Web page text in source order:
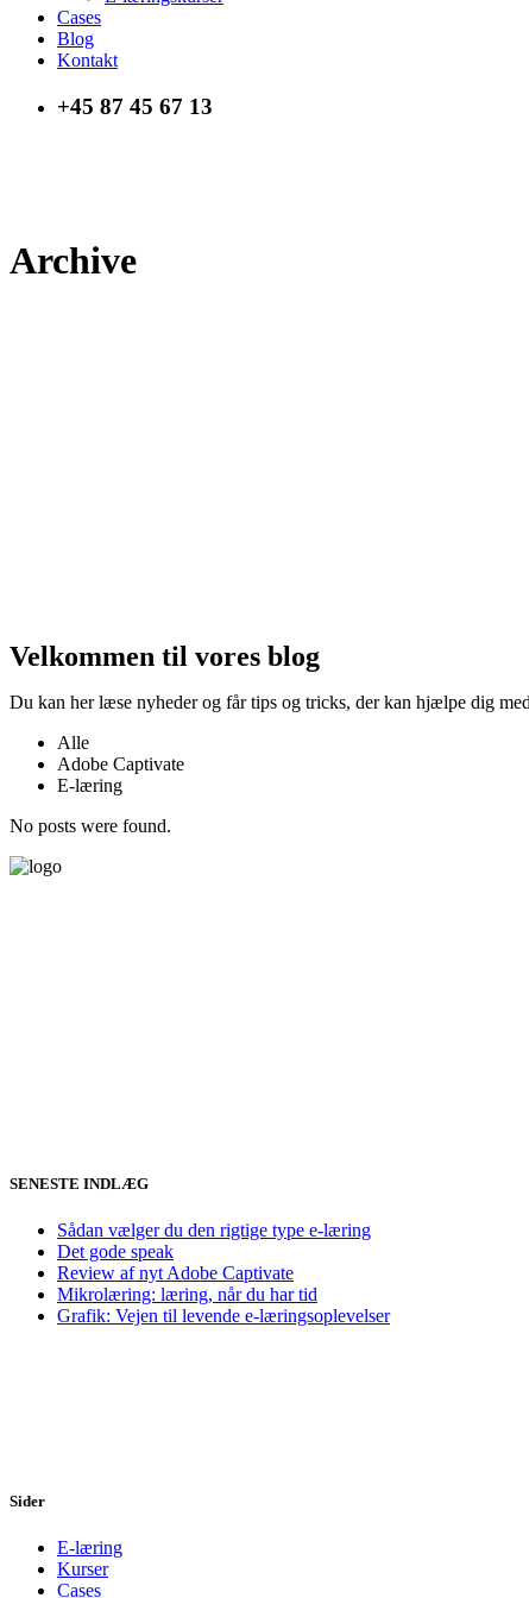
Cases
Blog
Kontakt
+45 87 45 67 13
Archive
Velkommen til vores blog
Du kan her læse nyheder og får tips og tricks, der kan hjælpe dig
Alle
Adobe Captivate
E-læring
No posts were found.
SENESTE INDLÆG
Sådan vælger du den rigtige type e-læring
Det gode speak
Review af nyt Adobe Captivate
Mikrolæring: læring, når du har tid
Grafik: Vejen til levende e-læringsoplevelser
Sider
E-læring
Kurser
Cases